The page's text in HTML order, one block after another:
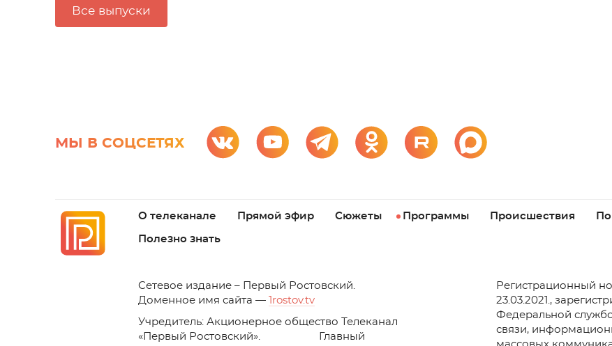
Все выпуски
МЫ В СОЦСЕТЯХ
О телеканале Прямой эфир Сюжеты Программы Происшествия
Полезно знать
Cетевое издание – Первый Ростовский.
Доменное имя сайта —
1rostov.tv
Учредитель: Акционерное общество Телеканал
«Первый Ростовский». Главный
Регистрационный
23.03.2021.,
Федеральной
связи,